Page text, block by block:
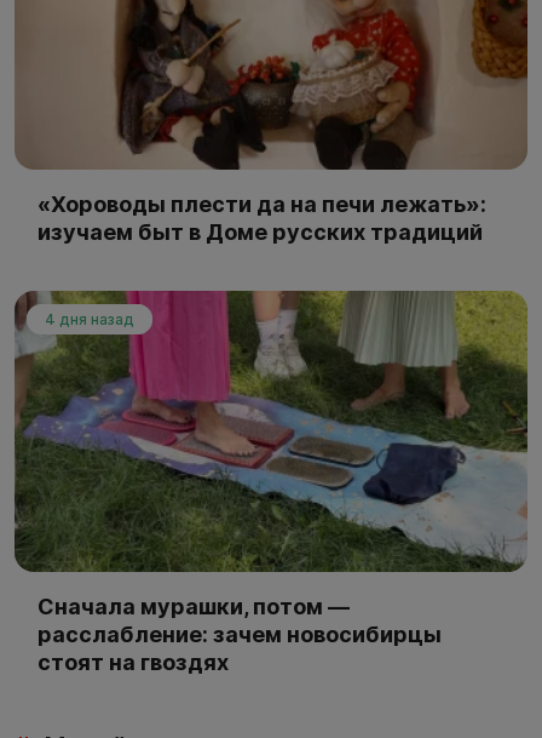
«Хороводы плести да на печи лежать»:
изучаем быт в Доме русских традиций
4 дня назад
Сначала мурашки, потом —
расслабление: зачем новосибирцы
стоят на гвоздях